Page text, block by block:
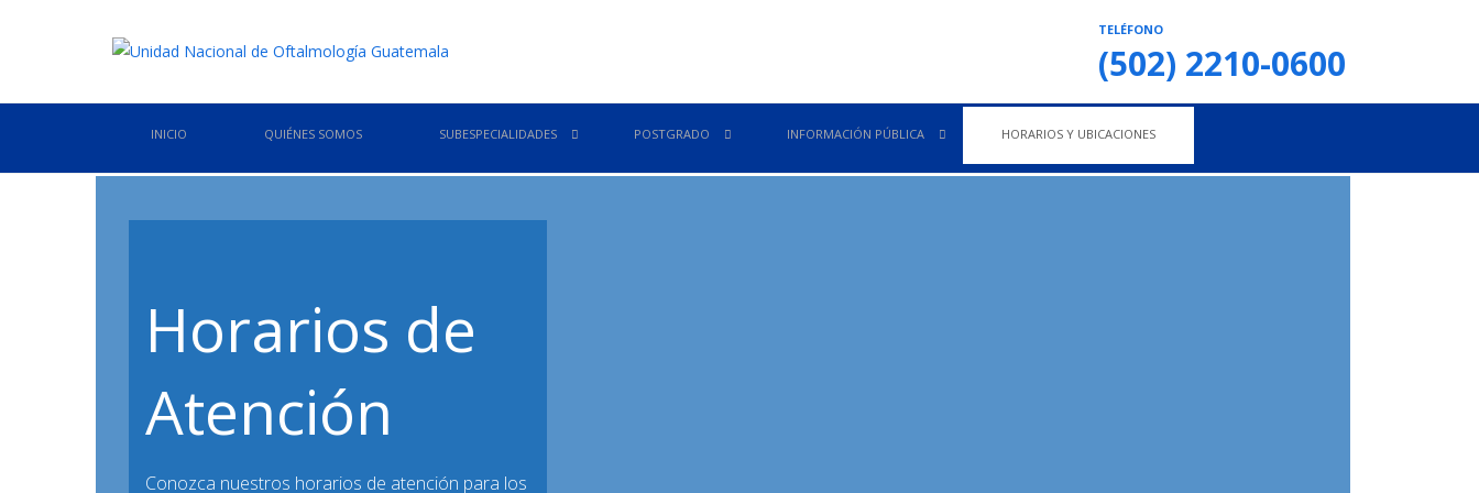
TELÉFONO
(502) 2210-0600
INICIO QUIÉNES SOMOS SUBESPECIALIDADES POSTGRADO INFORMACIÓN PÚBLICA HORARIOS Y UBICACIONES
Horarios de
Atención
Conozca nuestros horarios de atención para los